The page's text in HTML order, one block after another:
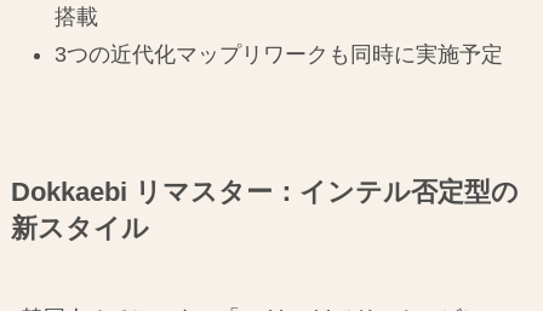
搭載
3つの近代化マップリワークも同時に実施予定
Dokkaebi リマスター：インテル否定型の
新スタイル